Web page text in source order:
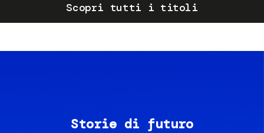
Scopri tutti i titoli
Storie di futuro